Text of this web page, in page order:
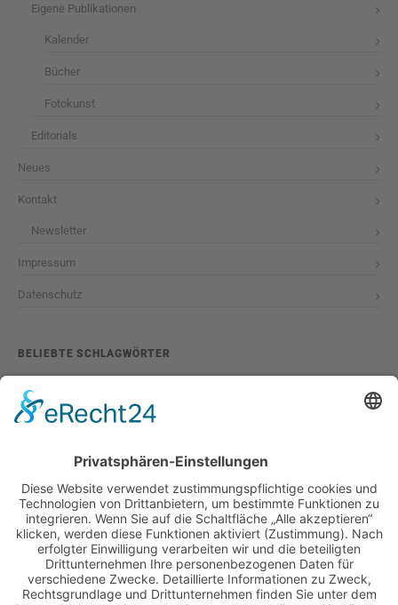
Eigene Publikationen
Kalender
Bücher
Fotokunst
Editorials
Neues
Kontakt
Newsletter
Impressum
Datenschutz
BELIEBTE SCHLAGWÖRTER
burlesque cuba special
girls & legendary us-cars kalender golden oldies
helge thomsen kalender kalender 2021 kalender 2022
kalender releaseparty livestream magazin modern pin-up
monatskalender neuerscheinungen oberhafen oldtimer
oldtimertreffen paula walks peter lemke
pin-up modelcontest print-magazin referenzen